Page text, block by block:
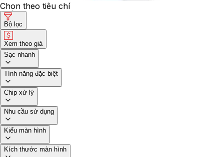
Chọn theo tiêu chí
Bộ lọc
Xem theo giá
Sạc nhanh
Tính năng đặc biệt
Chip xử lý
Nhu cầu sử dụng
Kiểu màn hình
Kích thước màn hình